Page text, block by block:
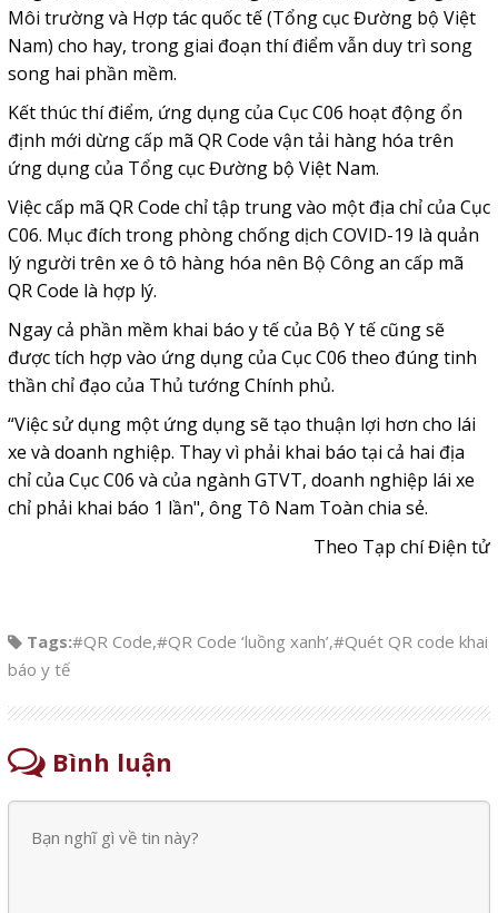
Môi trường và Hợp tác quốc tế (Tổng cục Đường bộ Việt
Nam) cho hay, trong giai đoạn thí điểm vẫn duy trì song
song hai phần mềm.
Kết thúc thí điểm, ứng dụng của Cục C06 hoạt động ổn
định mới dừng cấp mã QR Code vận tải hàng hóa trên
ứng dụng của Tổng cục Đường bộ Việt Nam.
Việc cấp mã QR Code chỉ tập trung vào một địa chỉ của Cục
C06. Mục đích trong phòng chống dịch COVID-19 là quản
lý người trên xe ô tô hàng hóa nên Bộ Công an cấp mã
QR Code là hợp lý.
Ngay cả phần mềm khai báo y tế của Bộ Y tế cũng sẽ
được tích hợp vào ứng dụng của Cục C06 theo đúng tinh
thần chỉ đạo của Thủ tướng Chính phủ.
“Việc sử dụng một ứng dụng sẽ tạo thuận lợi hơn cho lái
xe và doanh nghiệp. Thay vì phải khai báo tại cả hai địa
chỉ của Cục C06 và của ngành GTVT, doanh nghiệp lái xe
chỉ phải khai báo 1 lần", ông Tô Nam Toàn chia sẻ.
Theo Tạp chí Điện tử
Tags:#QR Code,#QR Code ‘luồng xanh’,#Quét QR code khai
báo y tế
Bình luận